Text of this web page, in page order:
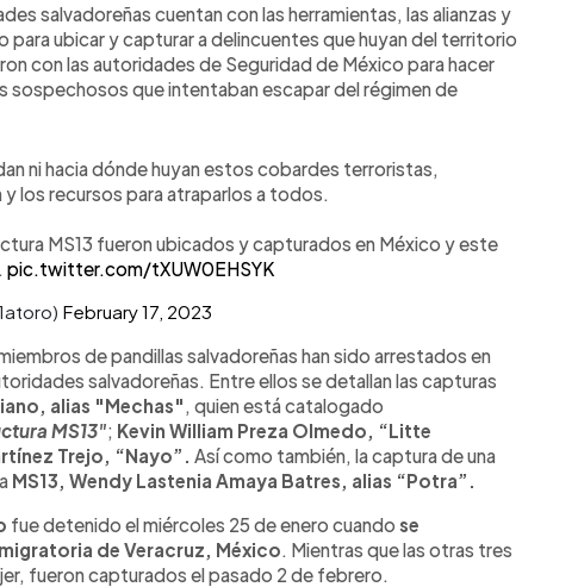
salvadoreñas cuentan con las herramientas, las alianzas y
para ubicar y capturar a delincuentes que huyan del territorio
con las autoridades de Seguridad de México para hacer
sospechosos que intentaban escapar del régimen de
ni hacia dónde huyan estos cobardes terroristas,
los recursos para atraparlos a todos.
MS13 fueron ubicados y capturados en México y este
pic.twitter.com/tXUW0EHSYK
February 17, 2023
de pandillas salvadoreñas han sido arrestados en
salvadoreñas. Entre ellos se detallan las capturas
alias "Mechas", quien está catalogado
MS13"; Kevin William Preza Olmedo, “Litte
Trejo, “Nayo”. Así como también, la captura de una
MS13, Wendy Lastenia Amaya Batres, alias “Potra”.
fue detenido el miércoles 25 de enero cuando se
de Veracruz, México. Mientras que las otras tres
fueron capturados el pasado 2 de febrero.